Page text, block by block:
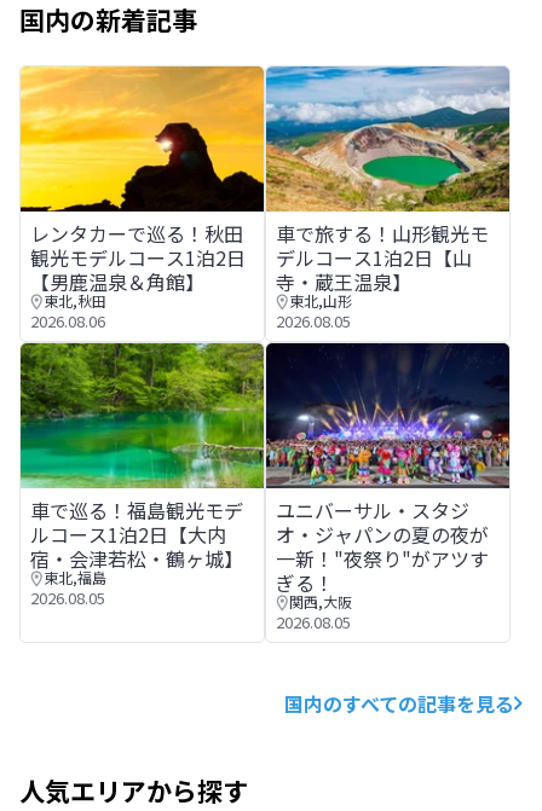
国内の新着記事
レンタカーで巡る！秋田観光モデルコース1泊2日【男鹿温
レンタカーで巡る！秋田
観光モデルコース1泊2日
【男鹿温泉＆角館】
東北,秋田
2026.08.06
車で旅する！山形観光モデル
車で旅する！山形観光モ
デルコース1泊2日【山
寺・蔵王温泉】
東北,山形
2026.08.05
車で巡る！福島観光モデルコース1泊2日【大内宿・会津若
車で巡る！福島観光モデ
ルコース1泊2日【大内
宿・会津若松・鶴ヶ城】
東北,福島
2026.08.05
ユニバーサル・スタジオ・ジ
ユニバーサル・スタジ
オ・ジャパンの夏の夜が
一新！"夜祭り"がアツす
ぎる！
関西,大阪
2026.08.05
国内のすべての記事を見る
人気エリアから探す